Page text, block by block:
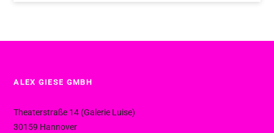
ALEX GIESE GMBH
Theaterstraße 14 (Galerie Luise)
30159 Hannover